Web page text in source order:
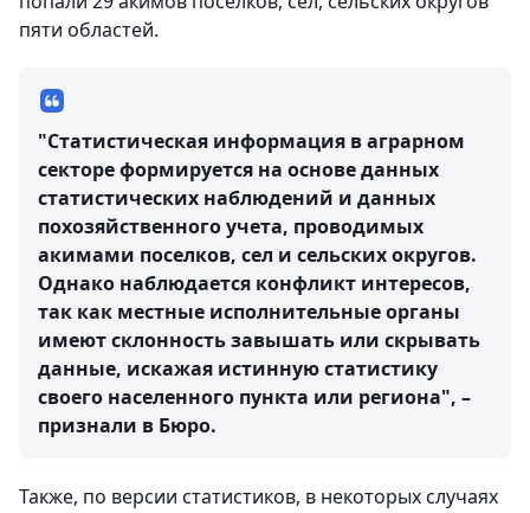
пяти областей.
"Статистическая информация в аграрном
секторе формируется на основе данных
статистических наблюдений и данных
похозяйственного учета, проводимых
акимами поселков, сел и сельских округов.
Однако наблюдается конфликт интересов,
так как местные исполнительные органы
имеют склонность завышать или скрывать
данные, искажая истинную статистику
своего населенного пункта или региона", –
признали в Бюро.
Также, по версии статистиков, в некоторых случаях